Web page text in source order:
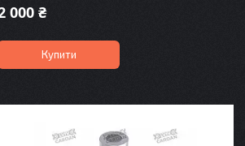
000 ₴
Купити